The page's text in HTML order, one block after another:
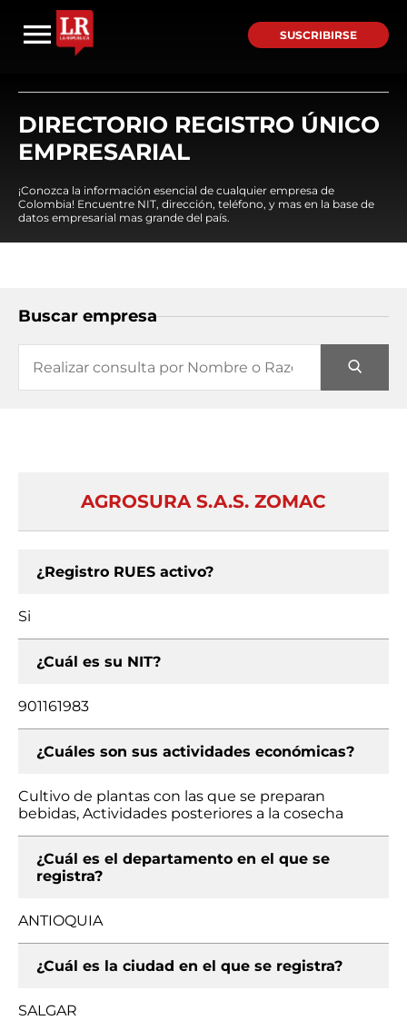
SUSCRIBIRSE
DIRECTORIO REGISTRO ÚNICO
EMPRESARIAL
¡Conozca la información esencial de cualquier empresa de
Colombia! Encuentre NIT, dirección, teléfono, y mas en la base de
datos empresarial mas grande del país.
Buscar empresa
AGROSURA S.A.S. ZOMAC
¿Registro RUES activo?
Si
¿Cuál es su NIT?
901161983
¿Cuáles son sus actividades económicas?
Cultivo de plantas con las que se preparan
bebidas, Actividades posteriores a la cosecha
¿Cuál es el departamento en el que se
registra?
ANTIOQUIA
¿Cuál es la ciudad en el que se registra?
SALGAR